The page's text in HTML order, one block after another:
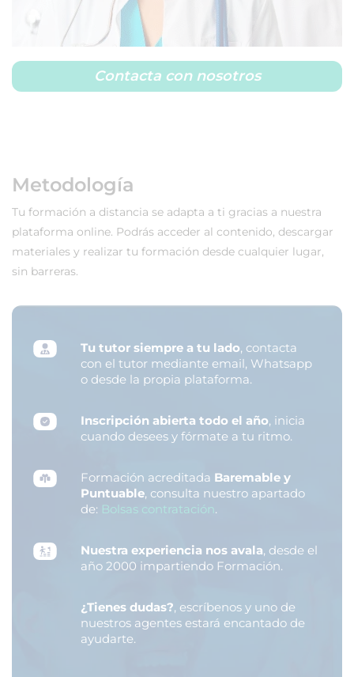
Contacta con nosotros
Metodología
Tu formación a distancia se adapta a ti gracias a nuestra
plataforma online. Podrás acceder al contenido, descargar
materiales y realizar tu formación desde cualquier lugar,
sin barreras.
Tu tutor siempre a tu lado, contacta
con el tutor mediante email, Whatsapp
o desde la propia plataforma.
Inscripción abierta todo el año, inicia
cuando desees y fórmate a tu ritmo.
Formación acreditada Baremable y
Puntuable, consulta nuestro apartado
de: Bolsas contratación.
Nuestra experiencia nos avala, desde el
año 2000 impartiendo Formación.
¿Tienes dudas?, escríbenos y uno de
nuestros agentes estará encantado de
ayudarte.